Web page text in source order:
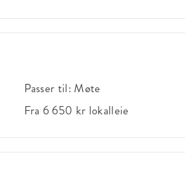
Passer til: Møte
Fra 6 650 kr lokalleie